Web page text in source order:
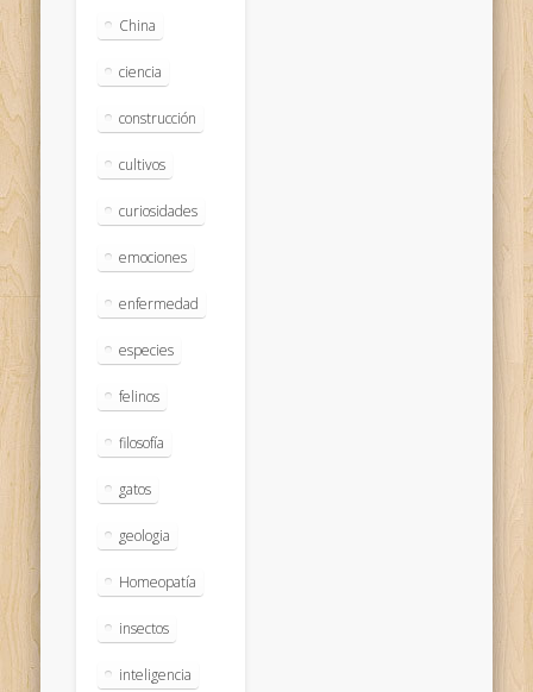
China
ciencia
construcción
cultivos
curiosidades
emociones
enfermedad
especies
felinos
filosofía
gatos
geologia
Homeopatía
insectos
inteligencia